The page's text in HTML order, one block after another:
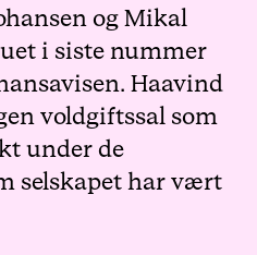
og Mikal
i siste nummer
Haavind
voldgiftssal som
under de
selskapet har vært